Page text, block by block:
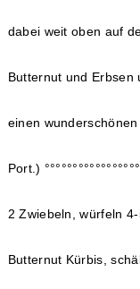
dabei weit oben auf
Butternut und Erbsen
einen
Port.)
2 Zwiebeln, würfeln
Butternut Kürbis,